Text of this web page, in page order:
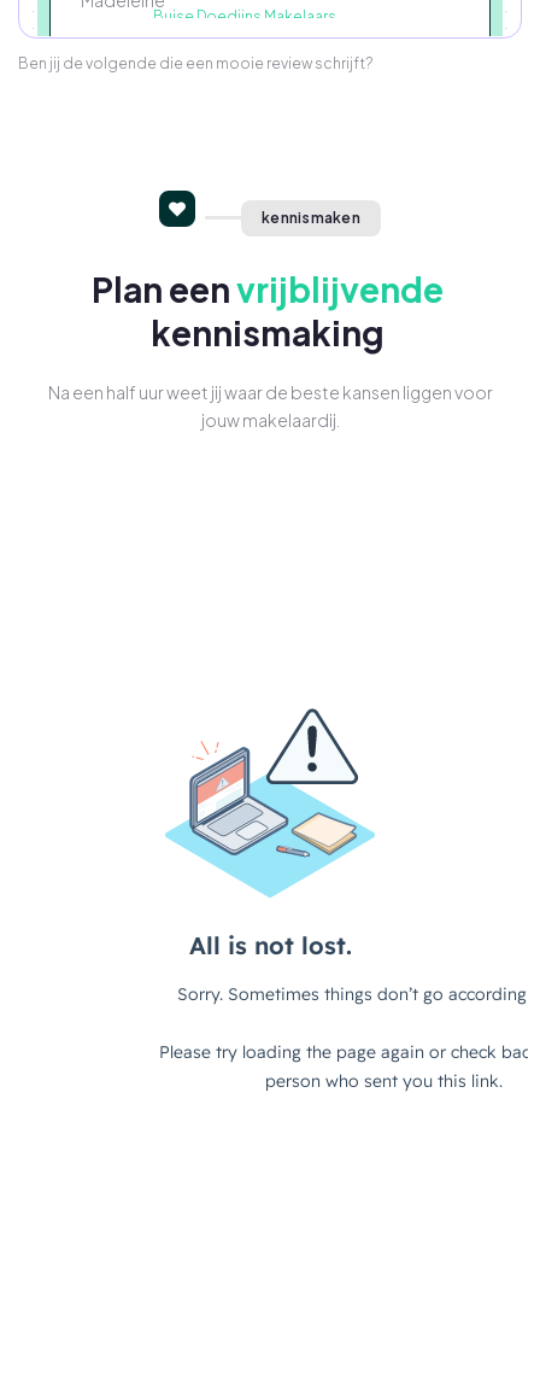
Buise Doedijns Makelaars
Ben jij de volgende die een mooie review schrijft?
kennismaken
Plan eenvrijblijvende
kennismaking
Na een half uur weet jij waar de beste kansen liggen voor
jouw makelaardij.